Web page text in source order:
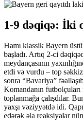
1-9 dəqiqə: İki
Hamı klassik Bayern
başladı. Artıq 2-ci
meydançasının
etdi və vurdu – top
sonra “Bavariya”
Komandanın futbolçuları
toplanmağa çalışdılar.
yaxşı vəziyyətdə idi.
edərək əla reaksiyalar